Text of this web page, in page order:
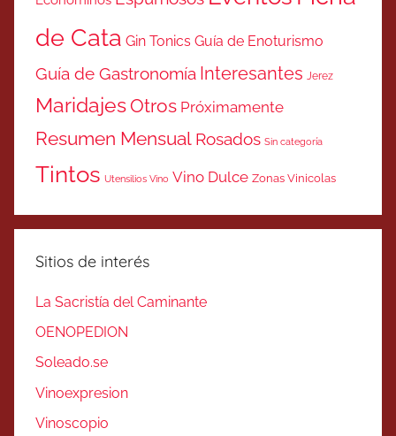
de Cata Gin Tonics Guía de Enoturismo
Guía de Gastronomía Interesantes Jerez
MaridajesOtros Próximamente
Resumen Mensual Rosados Sin categoría
Tintos Utensilios Vino Vino Dulce Zonas Vinicolas
Sitios de interés
La Sacristía del Caminante
OENOPEDION
Soleado.se
Vinoexpresion
Vinoscopio